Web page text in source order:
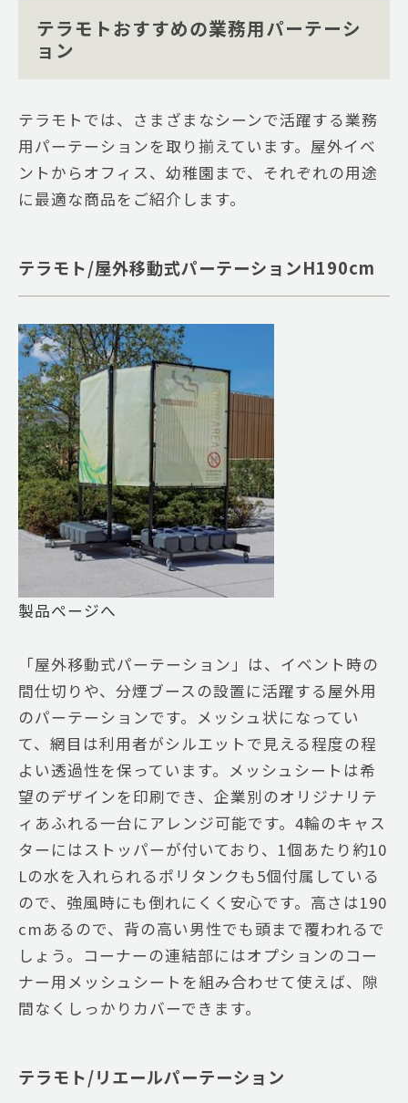
テラモトおすすめの業務用パーテーシ
ョン
テラモトでは、さまざまなシーンで活躍する業務
用パーテーションを取り揃えています。屋外イベ
ントからオフィス、幼稚園まで、それぞれの用途
に最適な商品をご紹介します。
テラモト/屋外移動式パーテーションH190cm
製品ぺージへ
「屋外移動式パーテーション」は、イベント時の
間仕切りや、分煙ブースの設置に活躍する屋外用
のパーテーションです。メッシュ状になってい
て、網目は利用者がシルエットで見える程度の程
よい透過性を保っています。メッシュシートは希
望のデザインを印刷でき、企業別のオリジナリテ
ィあふれる一台にアレンジ可能です。4輪のキャス
ターにはストッパーが付いており、1個あたり約10
Lの水を入れられるポリタンクも5個付属している
ので、強風時にも倒れにくく安心です。高さは190
cmあるので、背の高い男性でも頭まで覆われるで
しょう。コーナーの連結部にはオプションのコー
ナー用メッシュシートを組み合わせて使えば、隙
間なくしっかりカバーできます。
テラモト/リエールパーテーション